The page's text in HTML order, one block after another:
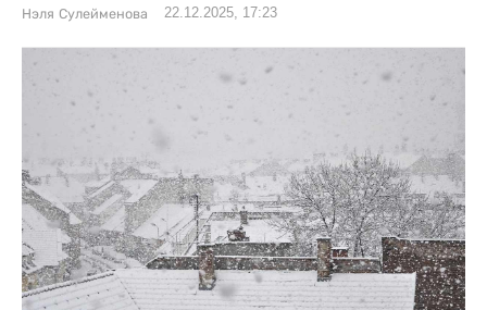
Нэля Сулейменова 22.12.2025, 17:23